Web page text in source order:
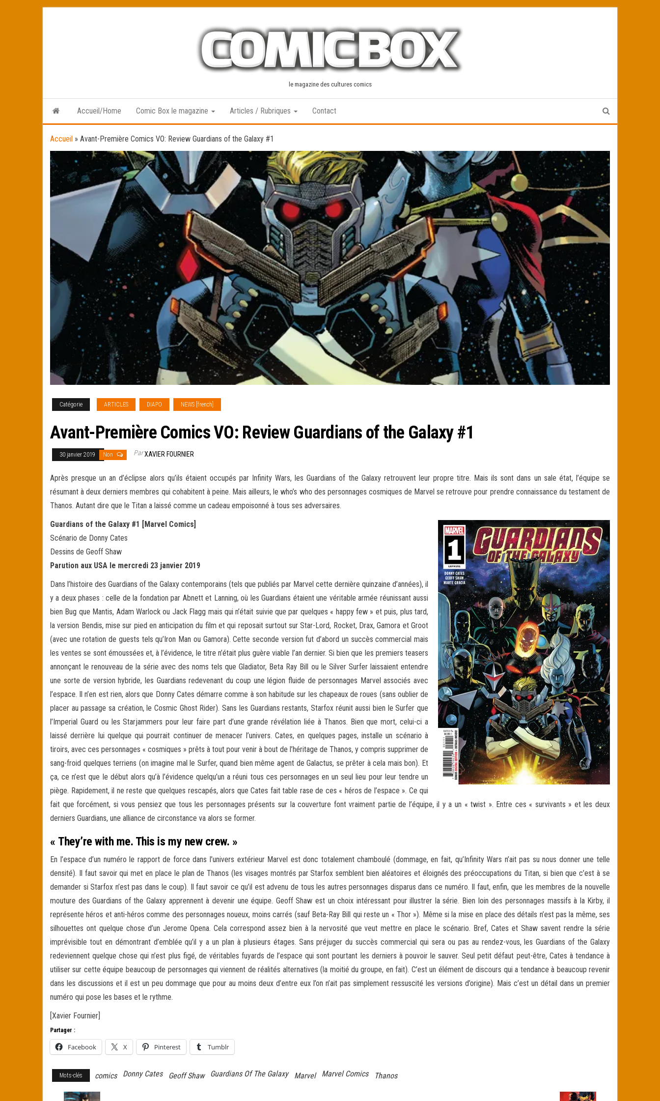
le magazine des cultures comics
Accueil/Home Comic Box le magazine Articles / Rubriques Contact
Accueil » Avant-Première Comics VO: Review Guardians of the Galaxy #1
Catégorie ARTICLES DIAPO NEWS [french]
Avant-Première Comics VO: Review Guardians of the Galaxy #1
30 janvier 2019 Non ParXAVIER FOURNIER
Après presque un an d’éclipse alors qu’ils étaient occupés par Infinity Wars, les Guardians of the Galaxy retrouvent leur propre titre. Mais ils sont dans un sale état, l’équipe se
résumant à deux derniers membres qui cohabitent à peine. Mais ailleurs, le who’s who des personnages cosmiques de Marvel se retrouve pour prendre connaissance du testament de
Thanos. Autant dire que le Titan a laissé comme un cadeau empoisonné à tous ses adversaires.
Guardians of the Galaxy #1 [Marvel Comics]
Scénario de Donny Cates
Dessins de Geoff Shaw
Parution aux USA le mercredi 23 janvier 2019
Dans l’histoire des Guardians of the Galaxy contemporains (tels que publiés par Marvel cette dernière quinzaine d’années), il
y a deux phases : celle de la fondation par Abnett et Lanning, où les Guardians étaient une véritable armée réunissant aussi
bien Bug que Mantis, Adam Warlock ou Jack Flagg mais qui n’était suivie que par quelques « happy few » et puis, plus tard,
la version Bendis, mise sur pied en anticipation du film et qui reposait surtout sur Star-Lord, Rocket, Drax, Gamora et Groot
(avec une rotation de guests tels qu’Iron Man ou Gamora). Cette seconde version fut d’abord un succès commercial mais
les ventes se sont émoussées et, à l’évidence, le titre n’était plus guère viable l’an dernier. Si bien que les premiers teasers
annonçant le renouveau de la série avec des noms tels que Gladiator, Beta Ray Bill ou le Silver Surfer laissaient entendre
une sorte de version hybride, les Guardians redevenant du coup une légion fluide de personnages Marvel associés avec
l’espace. Il n’en est rien, alors que Donny Cates démarre comme à son habitude sur les chapeaux de roues (sans oublier de
placer au passage sa création, le Cosmic Ghost Rider). Sans les Guardians restants, Starfox réunit aussi bien le Surfer que
l’Imperial Guard ou les Starjammers pour leur faire part d’une grande révélation liée à Thanos. Bien que mort, celui-ci a
laissé derrière lui quelque qui pourrait continuer de menacer l’univers. Cates, en quelques pages, installe un scénario à
tiroirs, avec ces personnages « cosmiques » prêts à tout pour venir à bout de l’héritage de Thanos, y compris supprimer de
sang-froid quelques terriens (on imagine mal le Surfer, quand bien même agent de Galactus, se prêter à cela mais bon). Et
ça, ce n’est que le début alors qu’à l’évidence quelqu’un a réuni tous ces personnages en un seul lieu pour leur tendre un
piège. Rapidement, il ne reste que quelques rescapés, alors que Cates fait table rase de ces « héros de l’espace ». Ce qui
fait que forcément, si vous pensiez que tous les personnages présents sur la couverture font vraiment partie de l’équipe, il y a un « twist ». Entre ces « survivants » et les deux
derniers Guardians, une alliance de circonstance va alors se former.
« They’re with me. This is my new crew. »
En l’espace d’un numéro le rapport de force dans l’univers extérieur Marvel est donc totalement chamboulé (dommage, en fait, qu’Infinity Wars n’ait pas su nous donner une telle
densité). Il faut savoir qui met en place le plan de Thanos (les visages montrés par Starfox semblent bien aléatoires et éloignés des préoccupations du Titan, si bien que c’est à se
demander si Starfox n’est pas dans le coup). Il faut savoir ce qu’il est advenu de tous les autres personnages disparus dans ce numéro. Il faut, enfin, que les membres de la nouvelle
mouture des Guardians of the Galaxy apprennent à devenir une équipe. Geoff Shaw est un choix intéressant pour illustrer la série. Bien loin des personnages massifs à la Kirby, il
représente héros et anti-héros comme des personnages noueux, moins carrés (sauf Beta-Ray Bill qui reste un « Thor »). Même si la mise en place des détails n’est pas la même, ses
silhouettes ont quelque chose d’un Jerome Opena. Cela correspond assez bien à la nervosité que veut mettre en place le scénario. Bref, Cates et Shaw savent rendre la série
imprévisible tout en démontrant d’emblée qu’il y a un plan à plusieurs étages. Sans préjuger du succès commercial qui sera ou pas au rendez-vous, les Guardians of the Galaxy
redeviennent quelque chose qui n’est plus figé, de véritables fuyards de l’espace qui sont pourtant les derniers à pouvoir le sauver. Seul petit défaut peut-être, Cates à tendance à
utiliser sur cette équipe beaucoup de personnages qui viennent de réalités alternatives (la moitié du groupe, en fait). C’est un élément de discours qui a tendance à beaucoup revenir
dans les discussions et il est un peu dommage que pour au moins deux d’entre eux l’on n’ait pas simplement ressuscité les versions d’origine). Mais c’est un détail dans un premier
numéro qui pose les bases et le rythme.
[Xavier Fournier]
Partager :
Facebook X Pinterest Tumblr
Mots-clés comics Donny Cates Geoff Shaw Guardians Of The Galaxy Marvel Marvel Comics Thanos